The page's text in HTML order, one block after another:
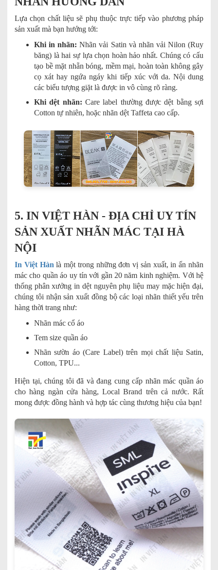
Lựa chọn chất liệu sẽ phụ thuộc trực tiếp vào phương pháp
sản xuất mà bạn hướng tới:
Khi in nhãn: Nhãn vải Satin và nhãn vải Nilon (Ruy
băng) là hai sự lựa chọn hoàn hảo nhất. Chúng có cấu
tạo bề mặt nhẵn bóng, mềm mại, hoàn toàn không gây
cọ xát hay ngứa ngáy khi tiếp xúc với da. Nội dung
các biểu tượng giặt là được in vô cùng rõ ràng.
Khi dệt nhãn: Care label thường được dệt bằng sợi
Cotton tự nhiên, hoặc nhãn dệt Taffeta cao cấp.
5. IN VIỆT HÀN - ĐỊA CHỈ UY TÍN
SẢN XUẤT NHÃN MÁC TẠI HÀ
NỘI
In Việt Hàn là một trong những đơn vị sản xuất, in ấn nhãn
mác cho quần áo uy tín với gần 20 năm kinh nghiệm. Với hệ
thống phân xưởng in dệt nguyên phụ liệu may mặc hiện đại,
chúng tôi nhận sản xuất đồng bộ các loại nhãn thiết yếu trên
hàng thời trang như:
Nhãn mác cổ áo
Tem size quần áo
Nhãn sườn áo (Care Label) trên mọi chất liệu Satin,
Cotton, TPU...
Hiện tại, chúng tôi đã và đang cung cấp nhãn mác quần áo
cho hàng ngàn cửa hàng, Local Brand trên cả nước. Rất
mong được đồng hành và hợp tác cùng thương hiệu của bạn!